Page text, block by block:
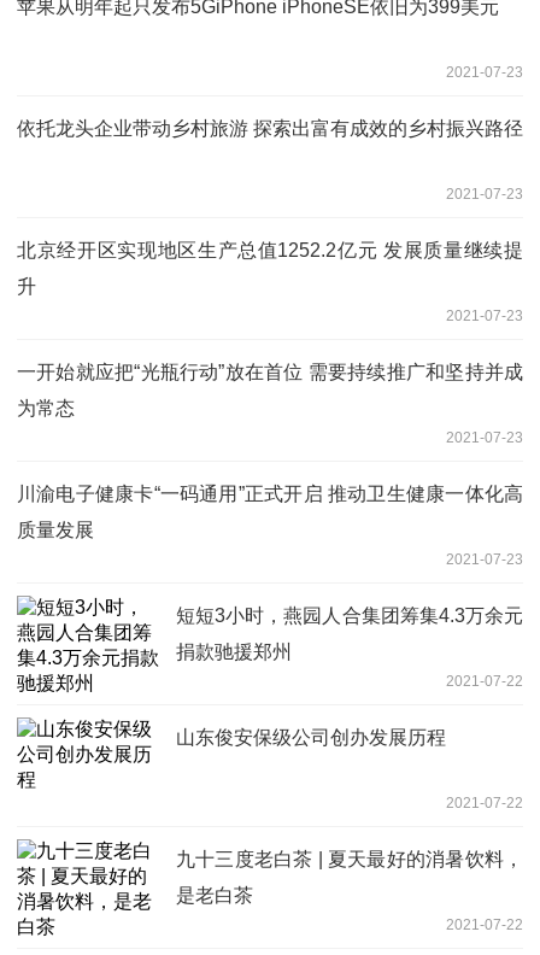
苹果从明年起只发布5GiPhone iPhoneSE依旧为399美元
2021-07-23
依托龙头企业带动乡村旅游 探索出富有成效的乡村振兴路径
2021-07-23
北京经开区实现地区生产总值1252.2亿元 发展质量继续提
升
2021-07-23
一开始就应把“光瓶行动”放在首位 需要持续推广和坚持并成
为常态
2021-07-23
川渝电子健康卡“一码通用”正式开启 推动卫生健康一体化高
质量发展
2021-07-23
短短3小时，燕园人合集团筹集4.3万余元
捐款驰援郑州
2021-07-22
山东俊安保级公司创办发展历程
2021-07-22
九十三度老白茶 | 夏天最好的消暑饮料，
是老白茶
2021-07-22